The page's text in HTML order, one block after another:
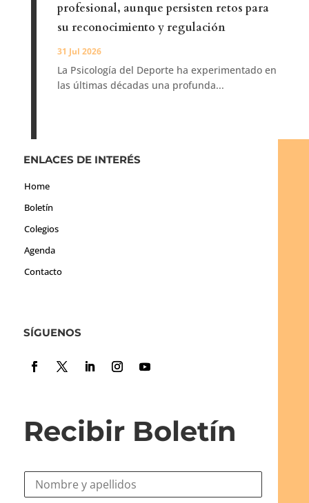
profesional, aunque persisten retos para
su reconocimiento y regulación
31 Jul 2026
La Psicología del Deporte ha experimentado en
las últimas décadas una profunda...
ENLACES DE INTERÉS
Home
Boletín
Colegios
Agenda
Contacto
SÍGUENOS
Recibir Boletín
N